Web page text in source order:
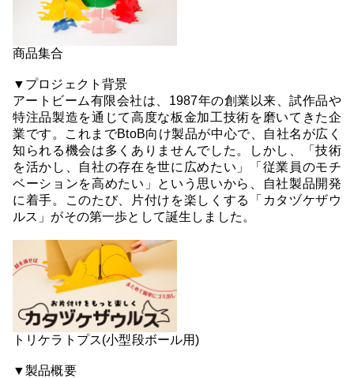
商品集合
▼プロジェクト背景
アートビーム有限会社は、1987年の創業以来、試作品や
特注品製造を通じて高度な板金加工技術を磨いてきた企
業です。これまでBtoB向け製品が中心で、自社名が広く
知られる機会は多くありませんでした。しかし、「技術
を活かし、自社の存在を世に広めたい」「従業員のモチ
ベーションを高めたい」という思いから、自社製品開発
に着手。このたび、片付けを楽しくする「カタヅケザウ
ルス」がその第一歩として誕生しました。
トリケラトプス(小型段ボール用)
▼製品概要